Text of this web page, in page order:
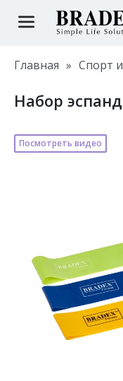
Главная » Спорт
Набор
Посмотреть видео